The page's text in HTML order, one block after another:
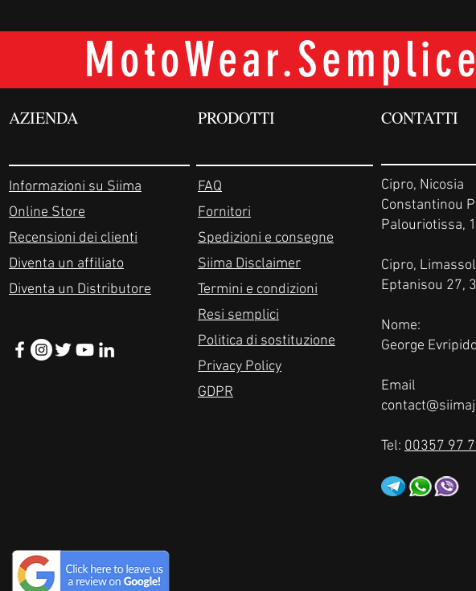
AZIENDA
Informazioni su Siima
Online Store
Recensioni dei clienti
Diventa un affiliato
Diventa un Distributore
PRODOTTI
FAQ
Fornitori
Spedizioni e consegne
Siima Disclaimer
Termini e condizioni
Resi semplici
Politica di sostituzione
Privacy Policy
GDPR
CONTATTI
Cipro, Nicosia
Constantinou
Palouriotissa,
Cipro, Limassol
Eptanisou 27,
Nome:
George
Email
Tel: 00357 97